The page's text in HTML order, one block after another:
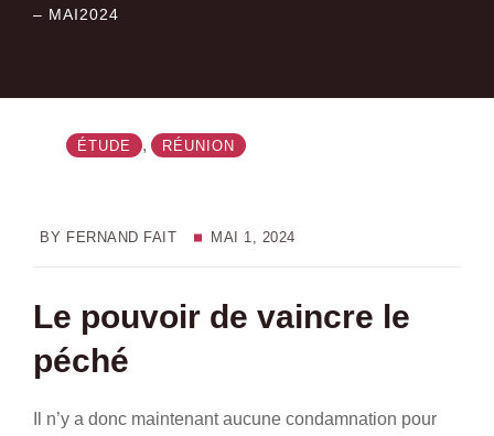
– MAI2024
ÉTUDE , RÉUNION
BY FERNAND FAIT MAI 1, 2024
Le pouvoir de vaincre le
péché
Il n’y a donc maintenant aucune condamnation pour